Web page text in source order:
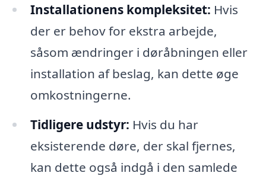
Installationens kompleksitet: Hvis
der er behov for ekstra arbejde,
såsom ændringer i døråbningen eller
installation af beslag, kan dette øge
omkostningerne.
Tidligere udstyr: Hvis du har
eksisterende døre, der skal fjernes,
kan dette også indgå i den samlede